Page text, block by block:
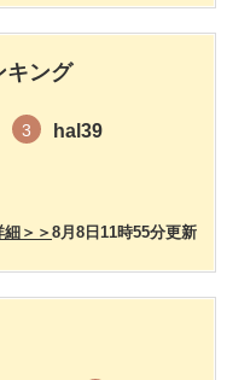
キング
3 hal39
8月8日11時55分更新
細＞＞